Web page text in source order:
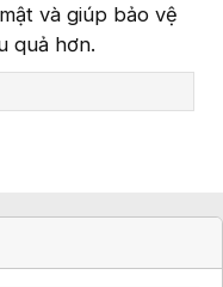
và giúp bảo vệ
quả hơn.